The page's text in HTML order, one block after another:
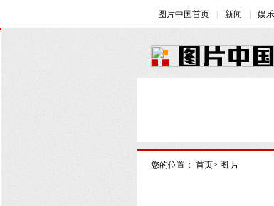
您的位置： 首页> 图 片